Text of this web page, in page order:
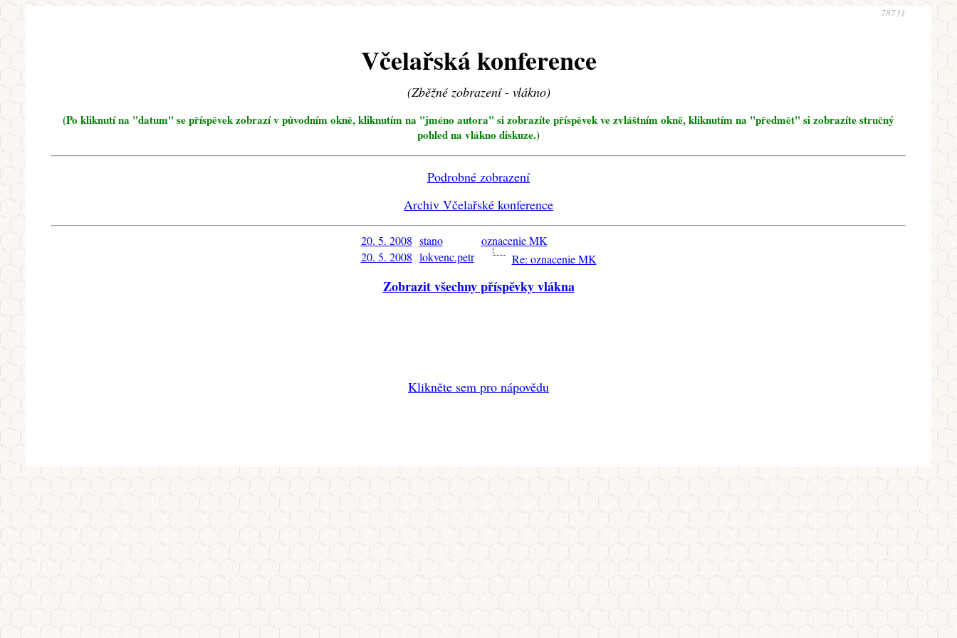
78731
Včelařská konference
(Zběžné zobrazení - vlákno)
(Po kliknutí na "datum" se příspěvek zobrazí v původním okně, kliknutím na "jméno autora" si zobrazíte příspěvek ve zvláštním okně, kliknutím na "předmět" si zobrazíte stručný
pohled na vlákno diskuze.)
Podrobné zobrazení
Archiv Včelařské konference
20. 5. 2008 stano
oznacenie MK
20. 5. 2008 lokvenc.petr Re: oznacenie MK
Zobrazit všechny příspěvky vlákna
Klikněte sem pro nápovědu